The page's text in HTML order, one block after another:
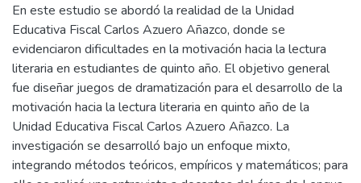
En este estudio se abordó la realidad de la Unidad
Educativa Fiscal Carlos Azuero Añazco, donde se
evidenciaron dificultades en la motivación hacia la lectura
literaria en estudiantes de quinto año. El objetivo general
fue diseñar juegos de dramatización para el desarrollo de la
motivación hacia la lectura literaria en quinto año de la
Unidad Educativa Fiscal Carlos Azuero Añazco. La
investigación se desarrolló bajo un enfoque mixto,
integrando métodos teóricos, empíricos y matemáticos; para